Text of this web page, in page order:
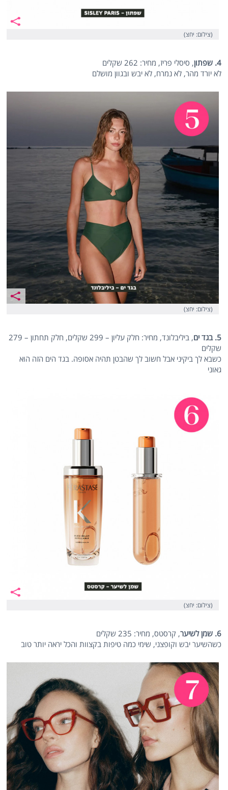
(צילום: יחצ)
4. שפתון
, סיסלי פריז, מחיר: 262 שקלים
לא יורד מהר, לא נמרח, לא יבש ובגוון מושלם
(צילום: יחצ)
5. בגד ים
, ביליבלונד, מחיר: חלק עליון – 299 שקלים, חלק תחתון – 279
שקלים
כשבא לך ביקיני אבל חשוב לך שהבטן תהיה אסופה. בגד הים הזה הוא
גאוני
(צילום: יחצ)
6. שמן לשיער
, קרסטס, מחיר: 235 שקלים
כשהשיער יבש וקופצני, שימי כמה טיפות בקצוות והכל יראה יותר טוב